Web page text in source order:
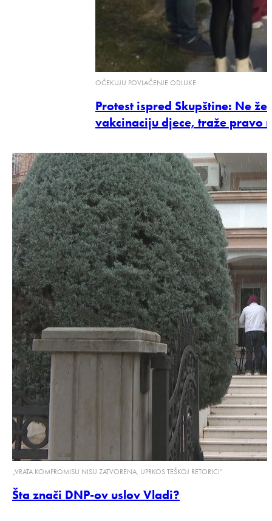
OČEKUJU POVLAČENJE ODLUKE
Protest ispred Skupštine: Ne
vakcinaciju djece, traže pravo
„VRATA KOMPROMISU NISU ZATVORENA, UPRKOS TEŠKOJ RETORICI”
Šta znači DNP-ov uslov Vladi?